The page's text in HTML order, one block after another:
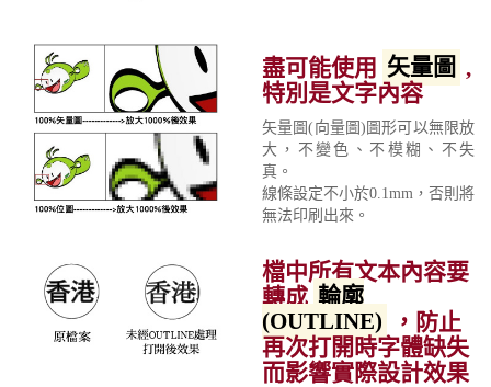
盡可能使用 矢量圖 ,
特別是文字內容
矢量圖(向量圖)圖形可以無限放
大，不變色、不模糊、不失
真。
線條設定不小於0.1mm，否則將
無法印刷出來。
檔中所有文本內容要
轉成 輪廓
(OUTLINE)
，防止
再次打開時字體缺失
而影響實際設計效果